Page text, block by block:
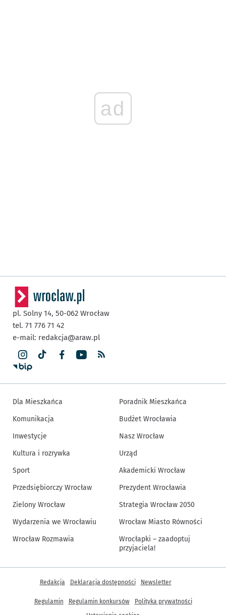
ad
pl. Solny 14, 50-062 Wrocław
tel. 71 776 71 42
e-mail: redakcja@araw.pl
Dla Mieszkańca
Komunikacja
Inwestycje
Kultura i rozrywka
Sport
Przedsiębiorczy Wrocław
Zielony Wrocław
Wydarzenia we Wrocławiu
Wrocław Rozmawia
Poradnik Mieszkańca
Budżet Wrocławia
Nasz Wrocław
Urząd
Akademicki Wrocław
Prezydent Wrocławia
Strategia Wrocław 2050
Wrocław Miasto Równości
Wrocłapki – zaadoptuj
przyjaciela!
Inne informacje
Redakcja Deklaracja dostępności Newsletter
Regulamin Regulamin konkursów
Polityka prywatności